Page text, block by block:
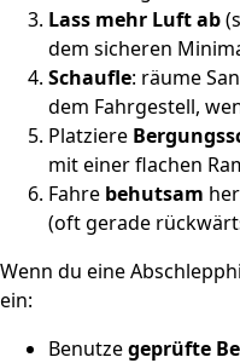
Lass mehr Luft ab
dem sicheren
Schaufle: räume
dem Fahrgestell,
Platziere
mit einer flachen
Fahre behutsam
(oft gerade
Wenn du eine
ein:
Benutzegeprüfte